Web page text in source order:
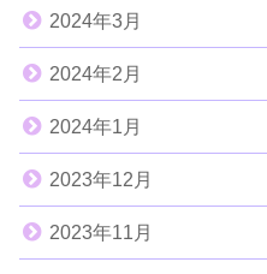
2024年3月
2024年2月
2024年1月
2023年12月
2023年11月